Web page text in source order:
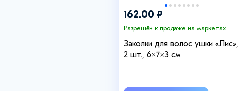
162.00 ₽
Разрешён к продаже на маркетах
Заколки для волос ушки «Лис»,
2 шт., 6×7×3 см